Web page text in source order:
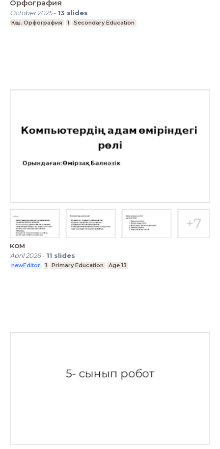
Орфография
October 2025- 13 slides
Көш. Орфография 1 Secondary Education
ком
April 2026- 11 slides
newEditor 1 Primary Education Age 13